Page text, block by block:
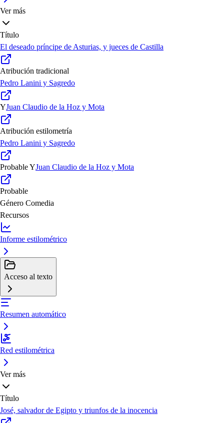
Ver más
Título
El deseado príncipe de Asturias, y jueces de Castilla
Atribución tradicional
Pedro Lanini y Sagredo
YJuan Claudio de la Hoz y Mota
Atribución estilometría
Pedro Lanini y Sagredo
ProbableYJuan Claudio de la Hoz y Mota
Probable
Género Comedia
Recursos
Informe estilométrico
Acceso al texto
Resumen automático
Red estilométrica
Ver más
Título
José, salvador de Egipto y triunfos de la inocencia